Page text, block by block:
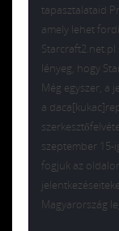
tapasztalataid
amely lehet
lényeg, hogy
Még egyszer, a
a
szeptember 15-
fogjuk az
Magyarország